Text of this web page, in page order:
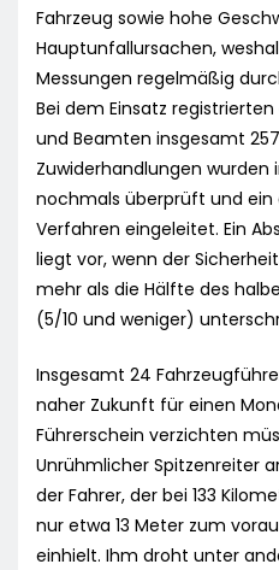
Fahrzeug sowie hohe
Hauptunfallursachen,
Messungen regelmäßig
Bei dem Einsatz
und Beamten insgesamt
Zuwiderhandlungen wurden
nochmals überprüft und ein
Verfahren eingeleitet. Ein
liegt vor, wenn der
mehr als die Hälfte des
(5/10 und weniger)
Insgesamt 24
naher Zukunft für einen
Führerschein verzichten
Unrühmlicher Spitzenreiter
der Fahrer, der bei 133
nur etwa 13 Meter zum
einhielt. Ihm droht unter